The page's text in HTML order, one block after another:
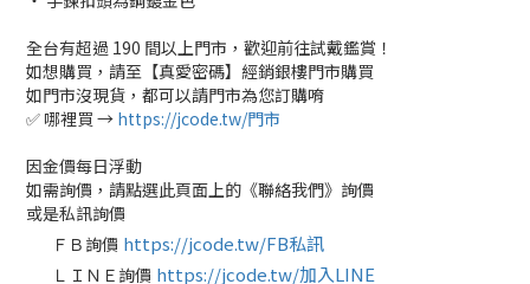
全台有超過 190 間以上門市，歡迎前往試戴鑑賞！
如想購買，請至【真愛密碼】經銷銀樓門市購買
如門市沒現貨，都可以請門市為您訂購唷
✅ 哪裡買 → https://jcode.tw/門市
因金價每日浮動
如需詢價，請點選此頁面上的《聯絡我們》詢價
或是私訊詢價
ＦＢ詢價 https://jcode.tw/FB私訊
ＬＩＮＥ詢價 https://jcode.tw/加入LINE